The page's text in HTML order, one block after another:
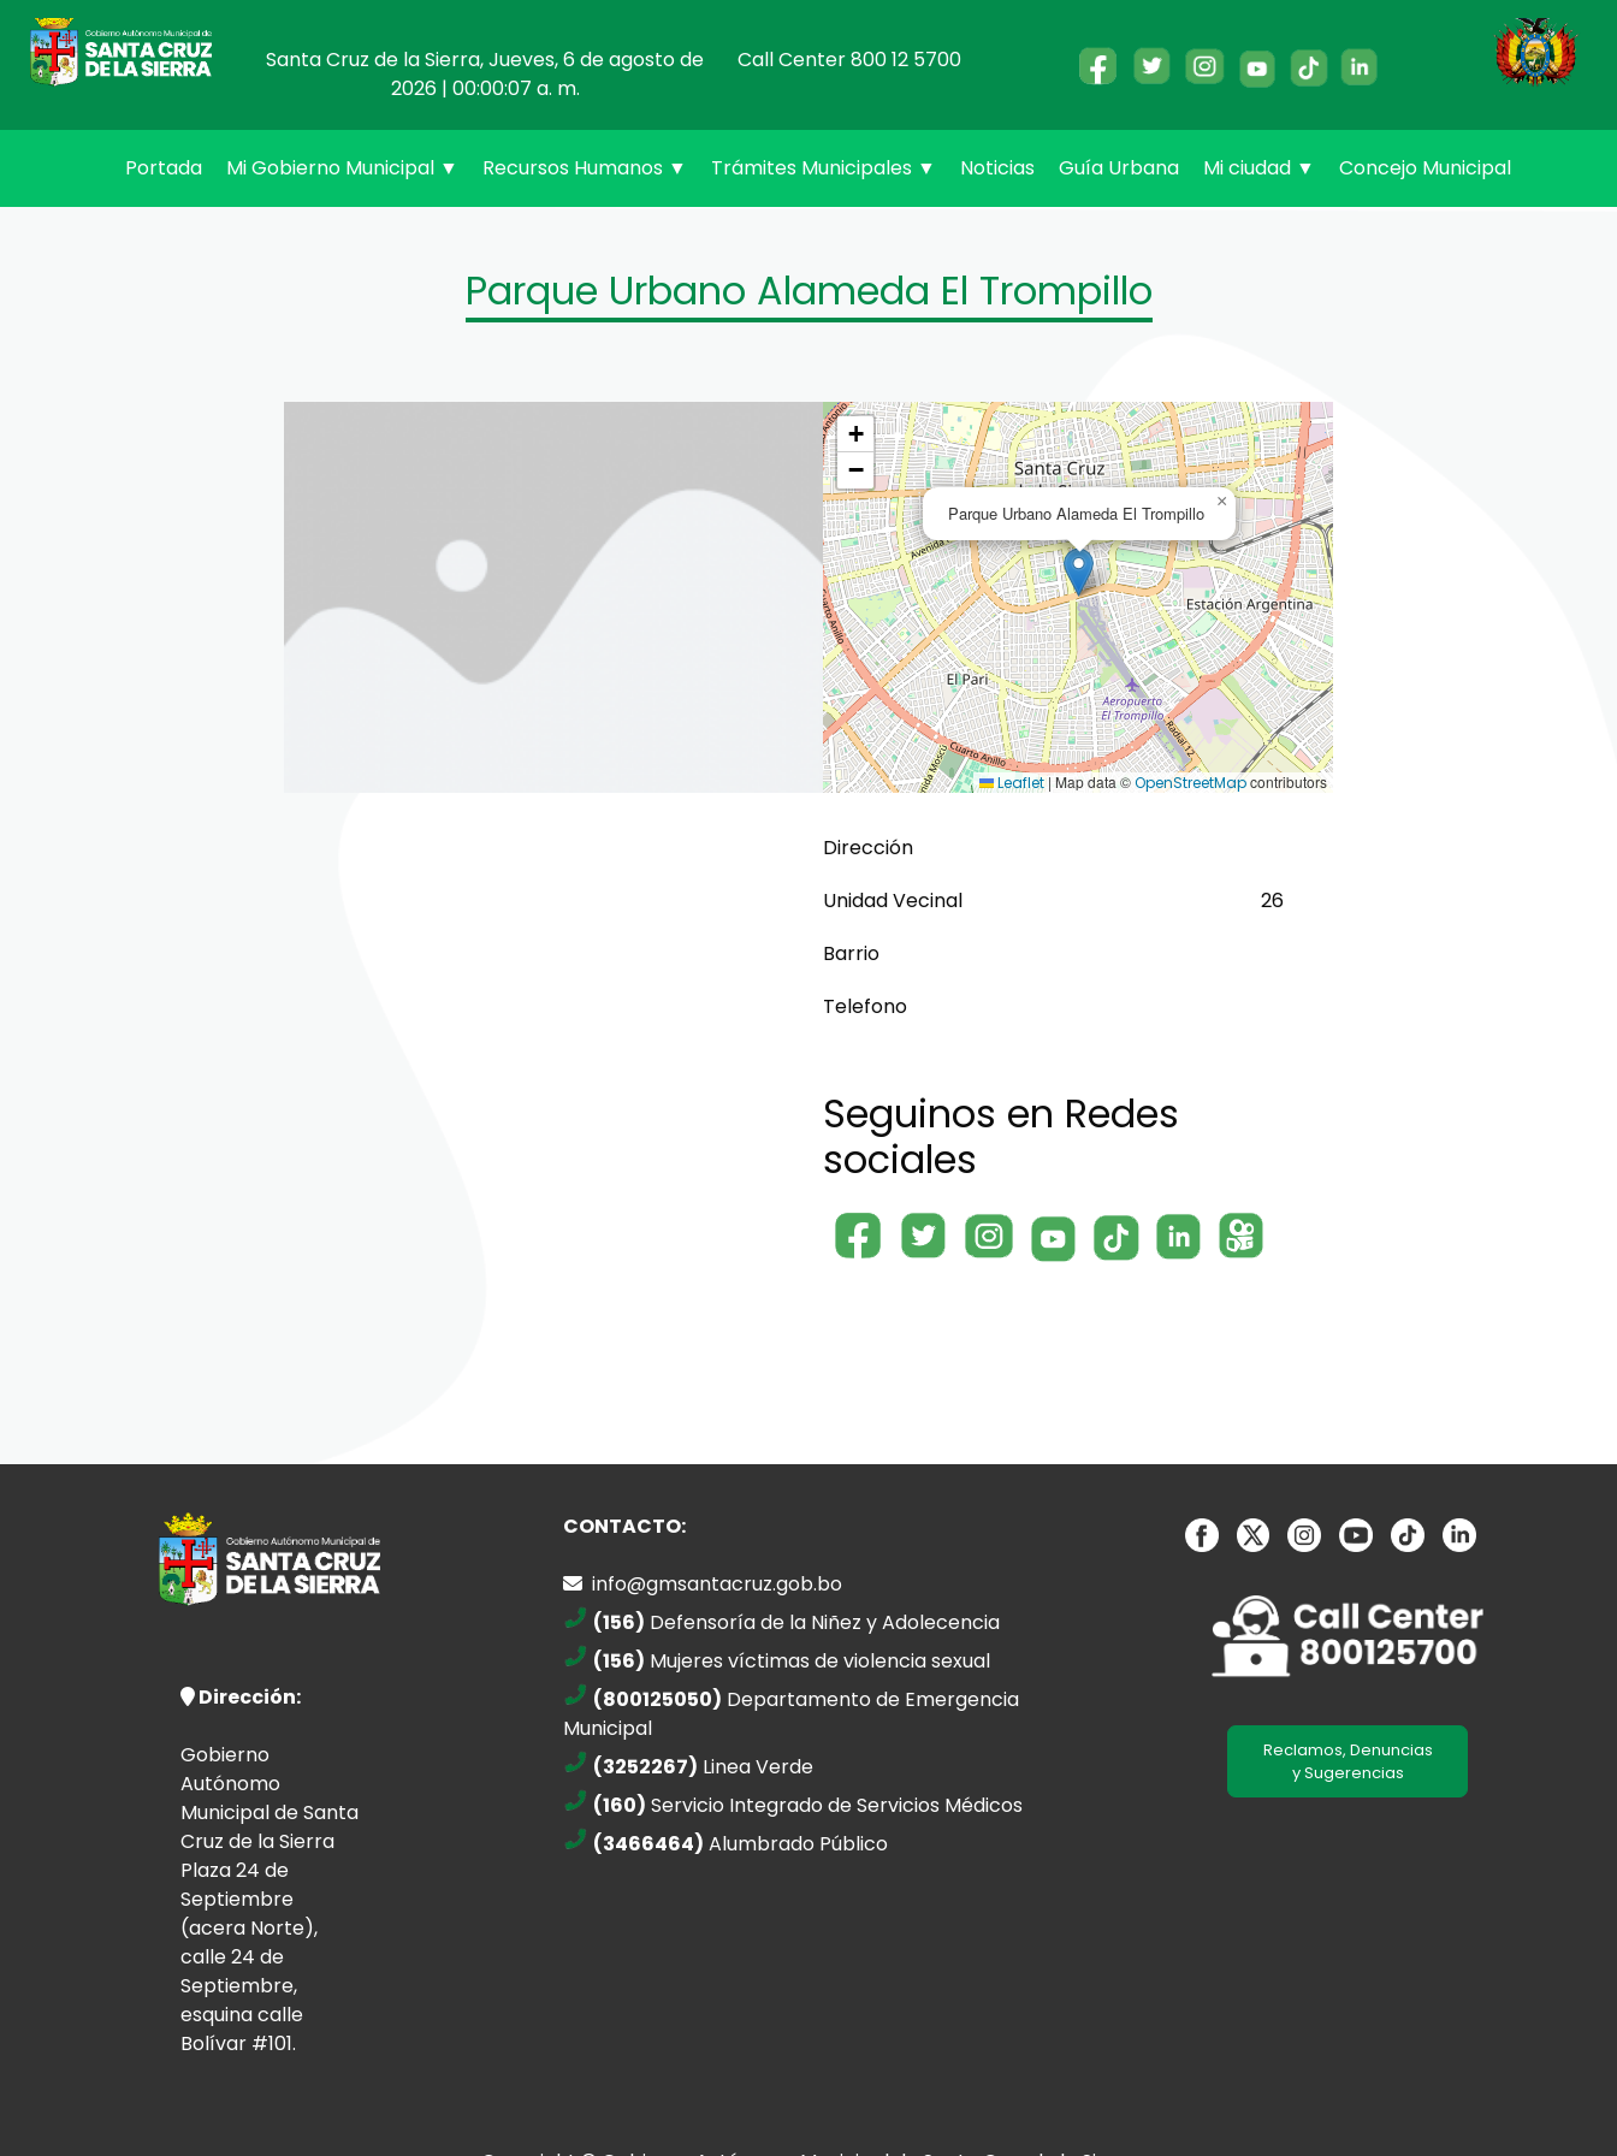
Santa Cruz de la Sierra, Jueves, 6 de agosto de
2026 | 00:00:07 a. m.
Call Center 800 12 5700
Portada(current)
Mi Gobierno Municipal ▼ Recursos Humanos ▼ Trámites Municipales ▼ Noticias Guía Urbana Mi ciudad ▼ Concejo Municipal
Parque Urbano Alameda El Trompillo
Parque Urbano Alameda El Trompillo
×
+
−
Leaflet| Map data ©OpenStreetMapcontributors
Dirección
Unidad Vecinal
26
Barrio
Telefono
Seguinos en Redes
sociales
Dirección:
Gobierno
Autónomo
Municipal de Santa
Cruz de la Sierra
Plaza 24 de
Septiembre
(acera Norte),
calle 24 de
Septiembre,
esquina calle
Bolívar #101.
CONTACTO:
info@gmsantacruz.gob.bo
(156) Defensoría de la Niñez y Adolecencia
(156) Mujeres víctimas de violencia sexual
(800125050) Departamento de Emergencia
Municipal
(3252267) Linea Verde
(160) Servicio Integrado de Servicios Médicos
(3466464) Alumbrado Público
Reclamos, Denuncias
y Sugerencias